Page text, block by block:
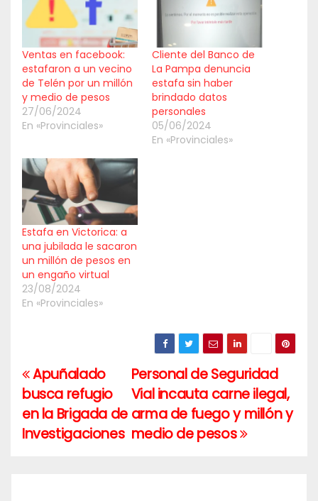
Ventas en facebook:
estafaron a un vecino
de Telén por un millón
y medio de pesos
27/06/2024
En «Provinciales»
Cliente del Banco de
La Pampa denuncia
estafa sin haber
brindado datos
personales
05/06/2024
En «Provinciales»
Estafa en Victorica: a
una jubilada le sacaron
un millón de pesos en
un engaño virtual
23/08/2024
En «Provinciales»
Navegación
de
entradas
Personal de Seguridad
Vial incauta carne ilegal,
arma de fuego y millón y
medio de pesos
Apuñalado
busca refugio
en la Brigada de
Investigaciones